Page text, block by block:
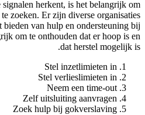
herkent, is het belangrijk om
zoeken. Er zijn diverse organisaties
bieden van hulp en ondersteuning bij
om te onthouden dat er hoop is en
dat herstel mogelijk is.
Stel inzetlimieten in
Stel verlieslimieten in
Neem een time-out
Zelf uitsluiting aanvragen
Zoek hulp bij gokverslaving